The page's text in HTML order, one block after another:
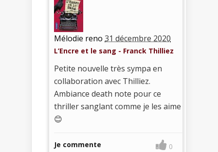
Mélodie reno 31 décembre 2020
L’Encre et le sang - Franck Thilliez
Petite nouvelle très sympa en
collaboration avec Thilliez.
Ambiance death note pour ce
thriller sanglant comme je les aime
😊
Je commente 0